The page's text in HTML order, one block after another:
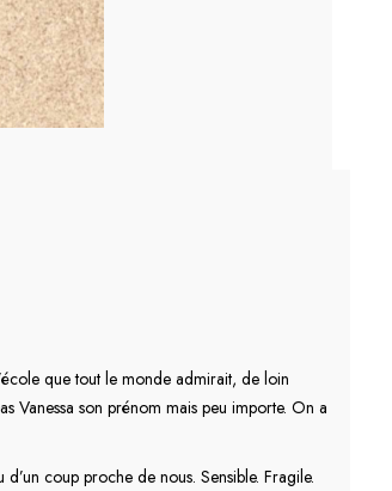
que tout le monde admirait, de loin
Vanessa son prénom mais peu importe. On a
coup proche de nous. Sensible. Fragile.